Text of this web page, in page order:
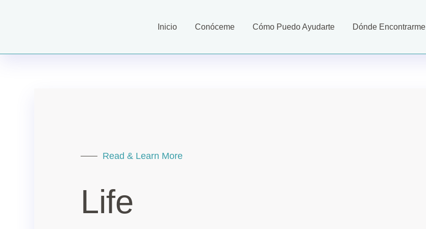
Inicio Conóceme Cómo Puedo Ayudarte Dónde Encontrarme
Read & Learn More
Life